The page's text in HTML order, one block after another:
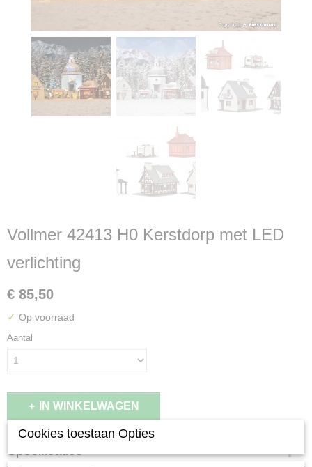
Vollmer 42413 H0 Kerstdorp met LED
verlichting
€ 85,50
✓ Op voorraad
Aantal
IN WINKELWAGEN
Cookies toestaan Opties